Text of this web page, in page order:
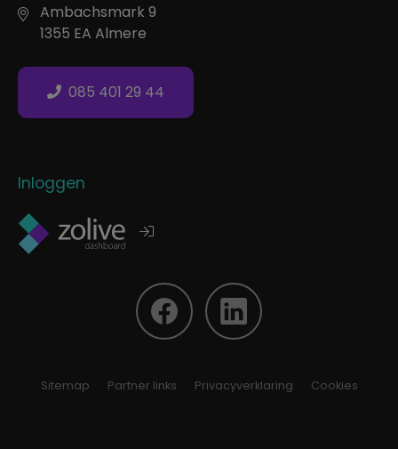
Ambachsmark 9
1355 EA Almere
085 401 29 44
Inloggen
Sitemap Partner links Privacyverklaring Cookies